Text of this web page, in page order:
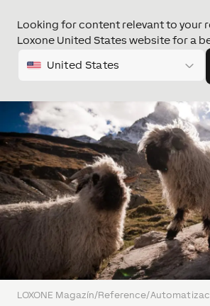
Looking for content relevant to your
Loxone United States website for a
United States
LOXONE Magazín/Reference/